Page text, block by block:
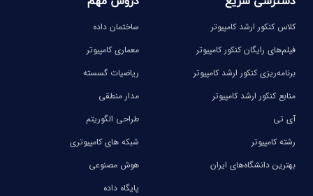
کلاس کنکور ارشد کامپیوتر
فیلم‌های رایگان کنکور کامپیوتر
برنامه‌ریزی کنکور ارشد کامپیوتر
منابع کنکور ارشد کامپیوتر
آی تی
رشته کامپیوتر
بهترین دانشگاه‌های ایران
ساختمان داده
معماری کامپیوتر
ریاضیات گسسته
مدار منطقی
طراحی الگوریتم
شبکه های کامپیوتری
هوش مصنوعی
پایگاه داده